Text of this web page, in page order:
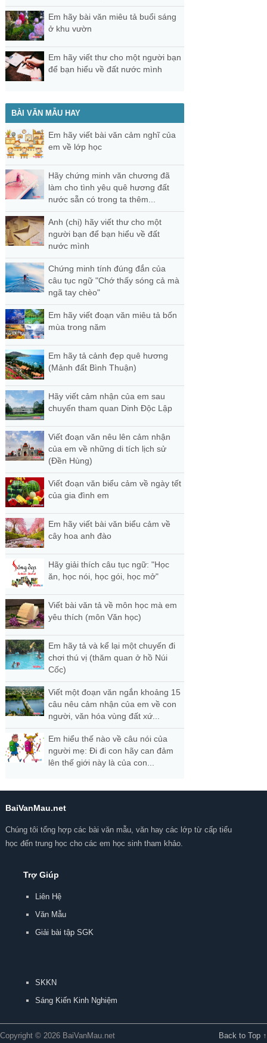
Em hãy bài văn miêu tả buổi sáng
ở khu vườn
Em hãy viết thư cho một người bạn
để bạn hiểu về đất nước mình
BÀI VĂN MẪU HAY
Em hãy viết bài văn cảm nghĩ của
em về lớp học
Hãy chứng minh văn chương đã
làm cho tình yêu quê hương đất
nước sẵn có trong ta thêm...
Anh (chị) hãy viết thư cho một
người bạn để bạn hiểu về đất
nước mình
Chứng minh tính đúng đắn của
câu tục ngữ "Chớ thấy sóng cả mà
ngã tay chèo"
Em hãy viết đoạn văn miêu tả bốn
mùa trong năm
Em hãy tả cảnh đẹp quê hương
(Mảnh đất Bình Thuận)
Hãy viết cảm nhận của em sau
chuyến tham quan Dinh Độc Lập
Viết đoạn văn nêu lên cảm nhận
của em về những di tích lịch sử
(Đền Hùng)
Viết đoạn văn biểu cảm về ngày tết
của gia đình em
Em hãy viết bài văn biểu cảm về
cây hoa anh đào
Hãy giải thích câu tục ngữ: "Học
ăn, học nói, học gói, học mở"
Viết bài văn tả về môn học mà em
yêu thích (môn Văn học)
Em hãy tả và kể lại một chuyến đi
chơi thú vị (thăm quan ở hồ Núi
Cốc)
Viết một đoạn văn ngắn khoảng 15
câu nêu cảm nhận của em về con
người, văn hóa vùng đất xứ...
Em hiểu thế nào về câu nói của
người mẹ: Đi đi con hãy can đảm
lên thế giới này là của con...
BaiVanMau.net
Chúng tôi tổng hợp các bài văn mẫu, văn hay các lớp từ cấp tiểu
học đến trung học cho các em học sinh tham khảo.
Trợ Giúp
Liên Hệ
Văn Mẫu
Giải bài tập SGK
SKKN
Sáng Kiến Kinh Nghiệm
Copyright © 2026 BaiVanMau.net Back to Top ↑